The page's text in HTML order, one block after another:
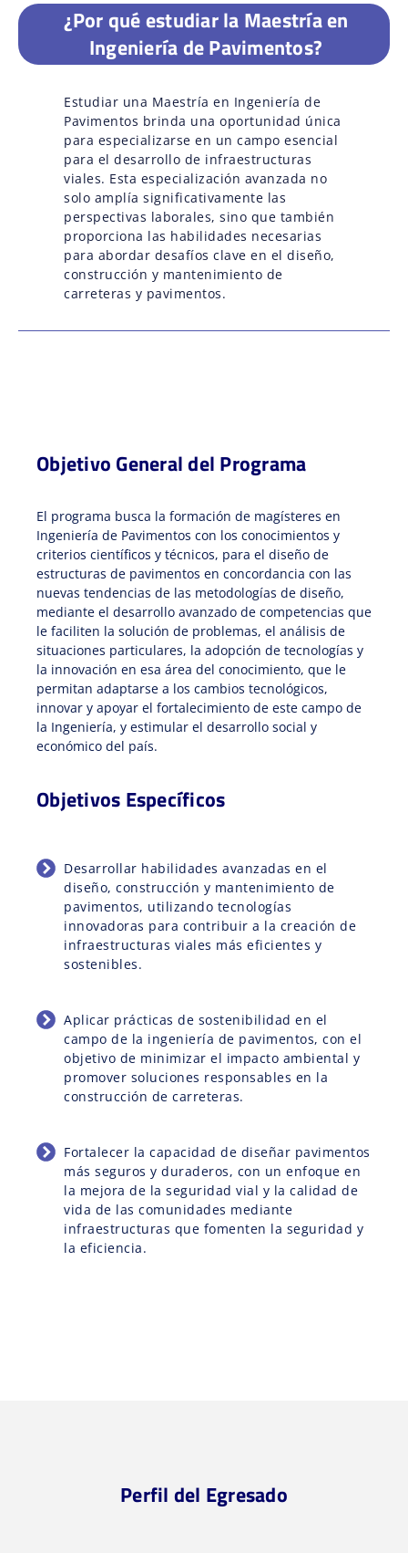
¿Por qué estudiar la Maestría en
Ingeniería de Pavimentos?
Estudiar una Maestría en Ingeniería de
Pavimentos brinda una oportunidad única
para especializarse en un campo esencial
para el desarrollo de infraestructuras
viales. Esta especialización avanzada no
solo amplía significativamente las
perspectivas laborales, sino que también
proporciona las habilidades necesarias
para abordar desafíos clave en el diseño,
construcción y mantenimiento de
carreteras y pavimentos.
Objetivo General del Programa
El programa busca la formación de magísteres en
Ingeniería de Pavimentos con los conocimientos y
criterios científicos y técnicos, para el diseño de
estructuras de pavimentos en concordancia con las
nuevas tendencias de las metodologías de diseño,
mediante el desarrollo avanzado de competencias que
le faciliten la solución de problemas, el análisis de
situaciones particulares, la adopción de tecnologías y
la innovación en esa área del conocimiento, que le
permitan adaptarse a los cambios tecnológicos,
innovar y apoyar el fortalecimiento de este campo de
la Ingeniería, y estimular el desarrollo social y
económico del país.
Objetivos Específicos
Desarrollar habilidades avanzadas en el
diseño, construcción y mantenimiento de
pavimentos, utilizando tecnologías
innovadoras para contribuir a la creación de
infraestructuras viales más eficientes y
sostenibles.
Aplicar prácticas de sostenibilidad en el
campo de la ingeniería de pavimentos, con el
objetivo de minimizar el impacto ambiental y
promover soluciones responsables en la
construcción de carreteras.
Fortalecer la capacidad de diseñar pavimentos
más seguros y duraderos, con un enfoque en
la mejora de la seguridad vial y la calidad de
vida de las comunidades mediante
infraestructuras que fomenten la seguridad y
la eficiencia.
Perfil del Egresado